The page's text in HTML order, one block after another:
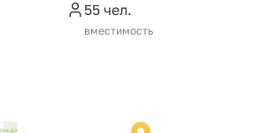
55 чел.
вместимость